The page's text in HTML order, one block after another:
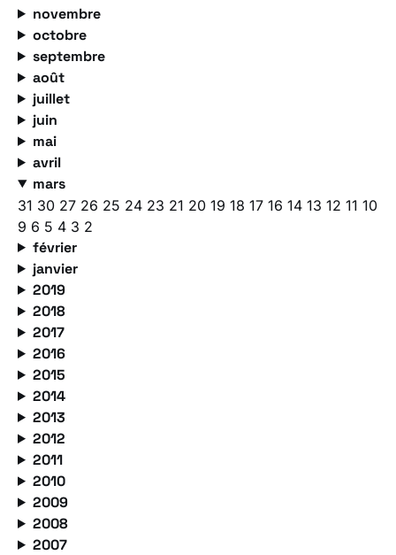
novembre
octobre
septembre
août
juillet
juin
mai
avril
mars
31 30 27 26 25 24 23 21 20 19 18 17 16 14 13 12 11 10
9 6 5 4 3 2
février
janvier
2019
2018
2017
2016
2015
2014
2013
2012
2011
2010
2009
2008
2007